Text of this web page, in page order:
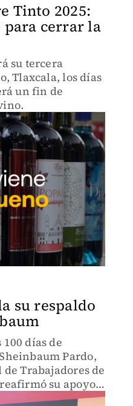
Tinto 2025:
cerrar la
su tercera
Tlaxcala, los días
un fin de
su respaldo
días de
Pardo,
Trabajadores de
su apoyo